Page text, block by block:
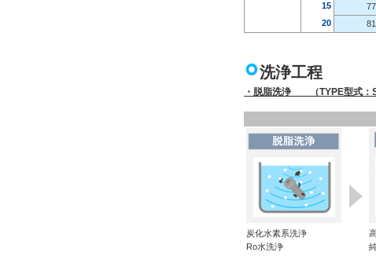
15
20
洗浄工程
・脱脂洗浄 （TYPE型式：
炭化水素系洗浄
Ro水洗浄